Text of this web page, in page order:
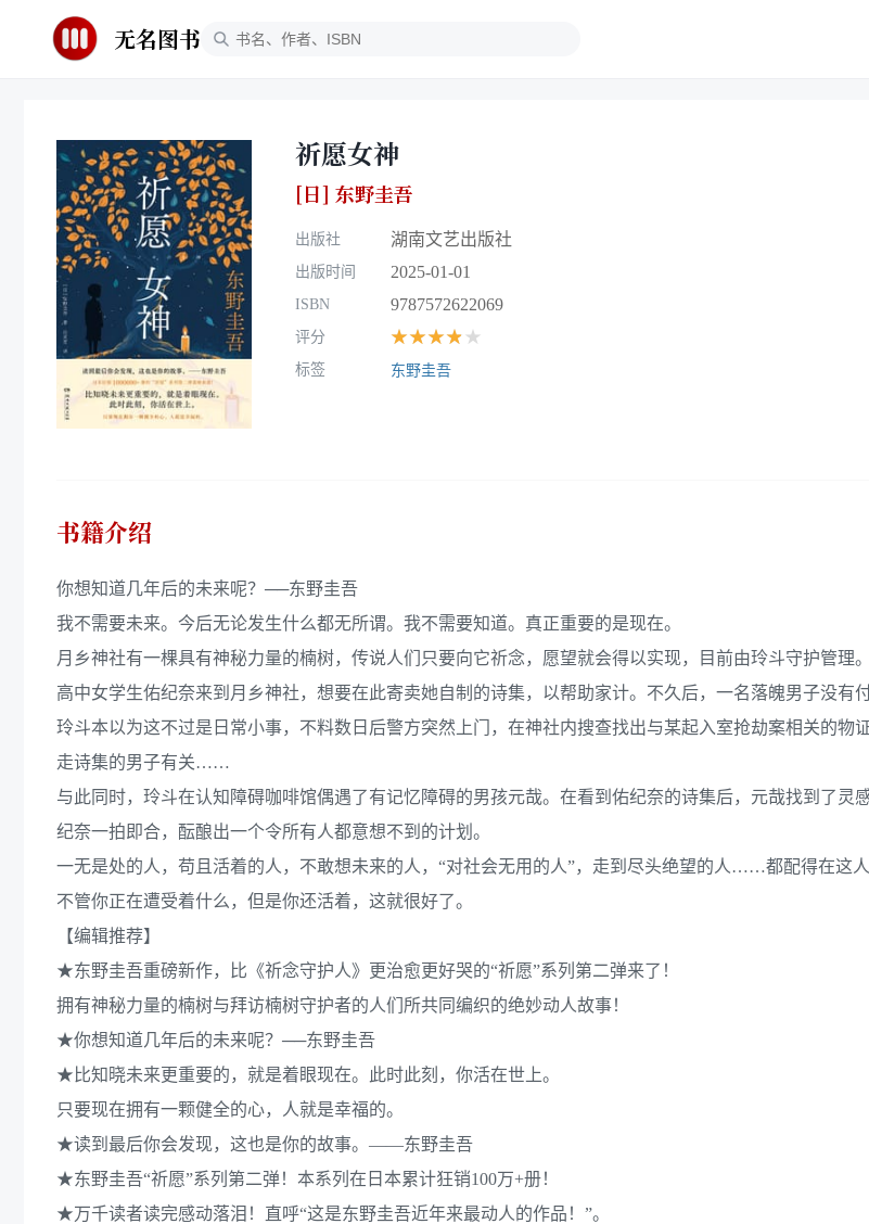
无名图书
祈愿女神
[日] 东野圭吾
出版社 湖南文艺出版社
出版时间 2025-01-01
ISBN 9787572622069
评分 ★★★★★
标签 东野圭吾
书籍介绍
你想知道几年后的未来呢？──东野圭吾
我不需要未来。今后无论发生什么都无所谓。我不需要知道。真正重要的是现在。
月乡神社有一棵具有神秘力量的楠树，传说人们只要向它祈念，愿望就会得以实现，目前由玲斗守护管理。
高中女学生佑纪奈来到月乡神社，想要在此寄卖她自制的诗集，以帮助家计。不久后，一名落魄男子没
玲斗本以为这不过是日常小事，不料数日后警方突然上门，在神社内搜查找出与某起入室抢劫案相关的物
走诗集的男子有关……
与此同时，玲斗在认知障碍咖啡馆偶遇了有记忆障碍的男孩元哉。在看到佑纪奈的诗集后，元哉找到了灵
纪奈一拍即合，酝酿出一个令所有人都意想不到的计划。
一无是处的人，苟且活着的人，不敢想未来的人，“对社会无用的人”，走到尽头绝望的人……都配得在这人
不管你正在遭受着什么，但是你还活着，这就很好了。
【编辑推荐】
★东野圭吾重磅新作，比《祈念守护人》更治愈更好哭的“祈愿”系列第二弹来了！
拥有神秘力量的楠树与拜访楠树守护者的人们所共同编织的绝妙动人故事！
★你想知道几年后的未来呢？──东野圭吾
★比知晓未来更重要的，就是着眼现在。此时此刻，你活在世上。
只要现在拥有一颗健全的心，人就是幸福的。
★读到最后你会发现，这也是你的故事。——东野圭吾
★东野圭吾“祈愿”系列第二弹！本系列在日本累计狂销100万+册！
★万千读者读完感动落泪！直呼“这是东野圭吾近年来最动人的作品！”。